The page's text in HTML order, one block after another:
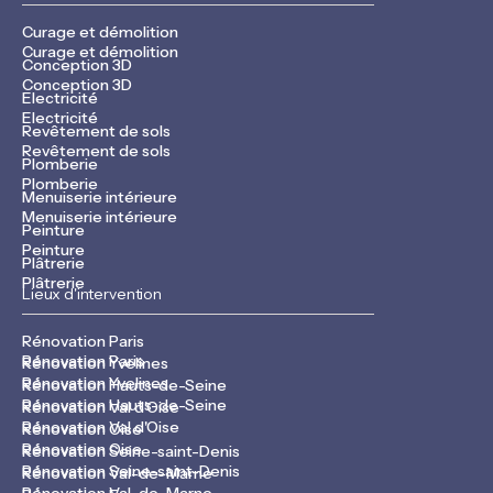
Curage et démolition
Curage et démolition
Conception 3D
Conception 3D
Electricité
Electricité
Revêtement de sols
Revêtement de sols
Plomberie
Plomberie
Menuiserie intérieure
Menuiserie intérieure
Peinture
Peinture
Plâtrerie
Plâtrerie
Lieux d'intervention
Rénovation Paris
Rénovation Paris
Rénovation Yvelines
Rénovation Yvelines
Rénovation Hauts-de-Seine
Rénovation Hauts-de-Seine
Rénovation Val d'Oise
Rénovation Val d'Oise
Rénovation Oise
Rénovation Oise
Rénovation Seine-saint-Denis
Rénovation Seine-saint-Denis
Rénovation Val-de-Marne